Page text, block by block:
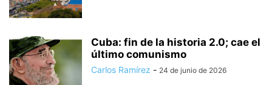
Cuba: fin de la historia 2.0; cae el
último comunismo
Carlos Ramírez - 24 de junio de 2026